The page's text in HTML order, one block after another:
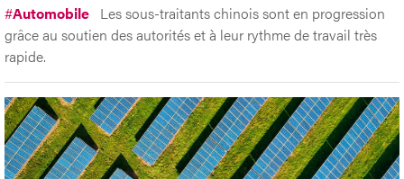
#Automobile Les sous-traitants chinois sont en progression
grâce au soutien des autorités et à leur rythme de travail très
rapide.